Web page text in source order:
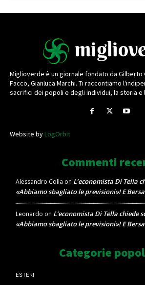
Miglioverde è un giornale fondato da Gilberto
Facco, Gianluca Marchi. Ti raccontiamo
sacrifici dei popoli e degli individui, la storia e
Website byLogOrbit
Commenti
Alessandro Colla on L’economista Di Tella
«Abbiamo sbagliato le previsioni»! E
Leonardo on L’economista Di Tella chiede
«Abbiamo sbagliato le previsioni»! E
Categorie
ESTERI